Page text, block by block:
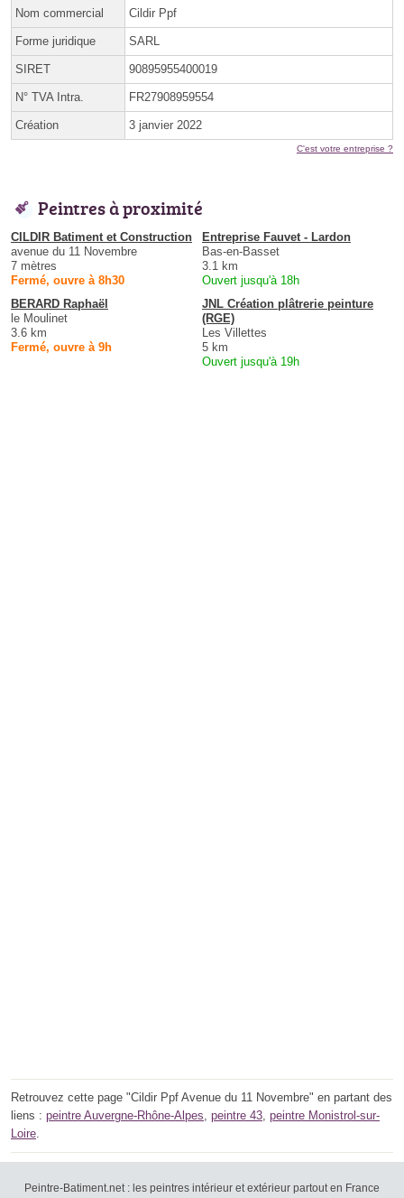
Nom commercial Cildir Ppf
Forme juridique SARL
SIRET 90895955400019
N° TVA Intra. FR27908959554
Création 3 janvier 2022
C'est votre entreprise ?
Peintres à proximité
CILDIR Batiment et Construction
avenue du 11 Novembre
7 mètres
Fermé, ouvre à 8h30
Entreprise Fauvet - Lardon
Bas-en-Basset
3.1 km
Ouvert jusqu'à 18h
BERARD Raphaël
le Moulinet
3.6 km
Fermé, ouvre à 9h
JNL Création plâtrerie peinture
(RGE)
Les Villettes
5 km
Ouvert jusqu'à 19h
Retrouvez cette page "Cildir Ppf Avenue du 11 Novembre" en partant des
liens : peintre Auvergne-Rhône-Alpes peintre 43 peintre Monistrol-sur-
Loire
Peintre-Batiment.net : les peintres intérieur et extérieur partout en France